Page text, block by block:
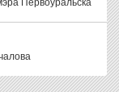
Первоуральска